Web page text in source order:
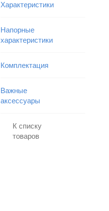
Характеристики
Напорные
характеристики
Комплектация
Важные
аксессуары
К списку
товаров